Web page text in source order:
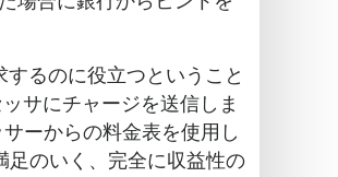
るのに役立つということ
サにチャージを送信しま
ーからの料金表を使用し
足のいく、完全に収益性の